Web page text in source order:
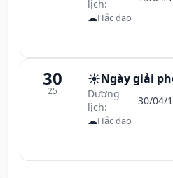
lịch:
☁Hắc đạo
30
25
☀️Ngày giải
Dương
lịch:
30/04/
☁Hắc đạo